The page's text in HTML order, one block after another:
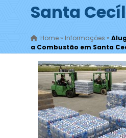
Santa
Home» Informações »
a Combustão em Santa